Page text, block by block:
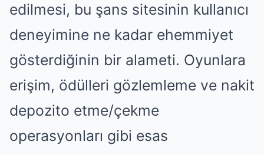
edilmesi, bu şans sitesinin kullanıcı
deneyimine ne kadar ehemmiyet
gösterdiğinin bir alameti. Oyunlara
erişim, ödülleri gözlemleme ve nakit
depozito etme/çekme
operasyonları gibi esas